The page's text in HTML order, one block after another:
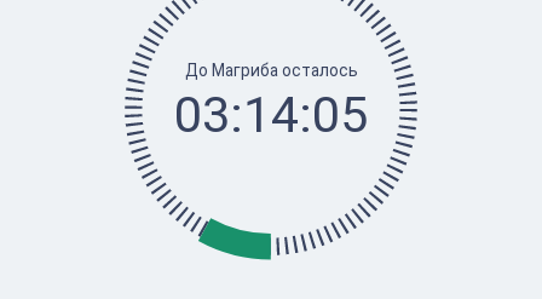
До Магриба осталось
03:14:05